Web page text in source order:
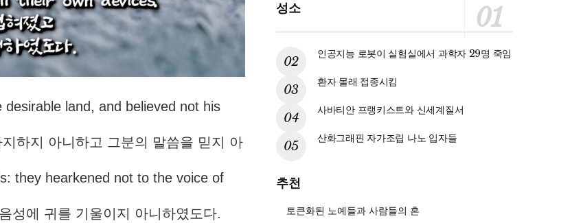
land, and believed not his
하지 아니하고 그분의 말씀을 믿지 아
they hearkened not to the voice of
성에 귀를 기울이지 아니하였도다.
성소
인공지능 로봇이 실험실에서 과학자 29명 죽임
환자 몰래 접종시킴
사바티안 프랭키스트와 신세계질서
산화그래핀 자가조립 나노 입자들
추천
토큰화된 노예들과 사람들의 혼